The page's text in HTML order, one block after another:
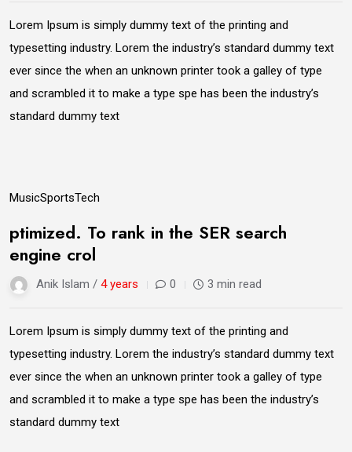
Lorem Ipsum is simply dummy text of the printing and
typesetting industry. Lorem the industry’s standard dummy text
ever since the when an unknown printer took a galley of type
and scrambled it to make a type spe has been the industry’s
standard dummy text
14
MusicSportsTech
ptimized. To rank in the SER search
engine crol
Anik Islam / 4 years 0 3 min read
Lorem Ipsum is simply dummy text of the printing and
typesetting industry. Lorem the industry’s standard dummy text
ever since the when an unknown printer took a galley of type
and scrambled it to make a type spe has been the industry’s
standard dummy text